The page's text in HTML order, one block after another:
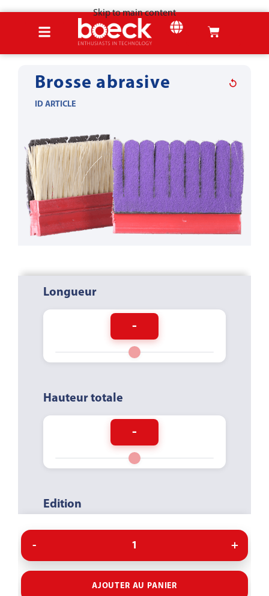
Skip to main content
Brosse abrasive
ID ARTICLE
Longueur
-
Hauteur totale
-
Edition
AJOUTER AU PANIER